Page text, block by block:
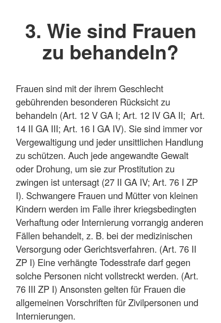
3. Wie sind Frauen
zu behandeln?
Frauen sind mit der ihrem Geschlecht
gebührenden besonderen Rücksicht zu
behandeln (Art. 12 V GA I; Art. 12 IV GA II; Art.
14 II GA III; Art. 16 I GA IV). Sie sind immer vor
Vergewaltigung und jeder unsittlichen Handlung
zu schützen. Auch jede angewandte Gewalt
oder Drohung, um sie zur Prostitution zu
zwingen ist untersagt (27 II GA IV; Art. 76 I ZP
I). Schwangere Frauen und Mütter von kleinen
Kindern werden im Falle ihrer kriegsbedingten
Verhaftung oder Internierung vorrangig anderen
Fällen behandelt, z. B. bei der medizinischen
Versorgung oder Gerichtsverfahren. (Art. 76 II
ZP I) Eine verhängte Todesstrafe darf gegen
solche Personen nicht vollstreckt werden. (Art.
76 III ZP I) Ansonsten gelten für Frauen die
allgemeinen Vorschriften für Zivilpersonen und
Internierungen.